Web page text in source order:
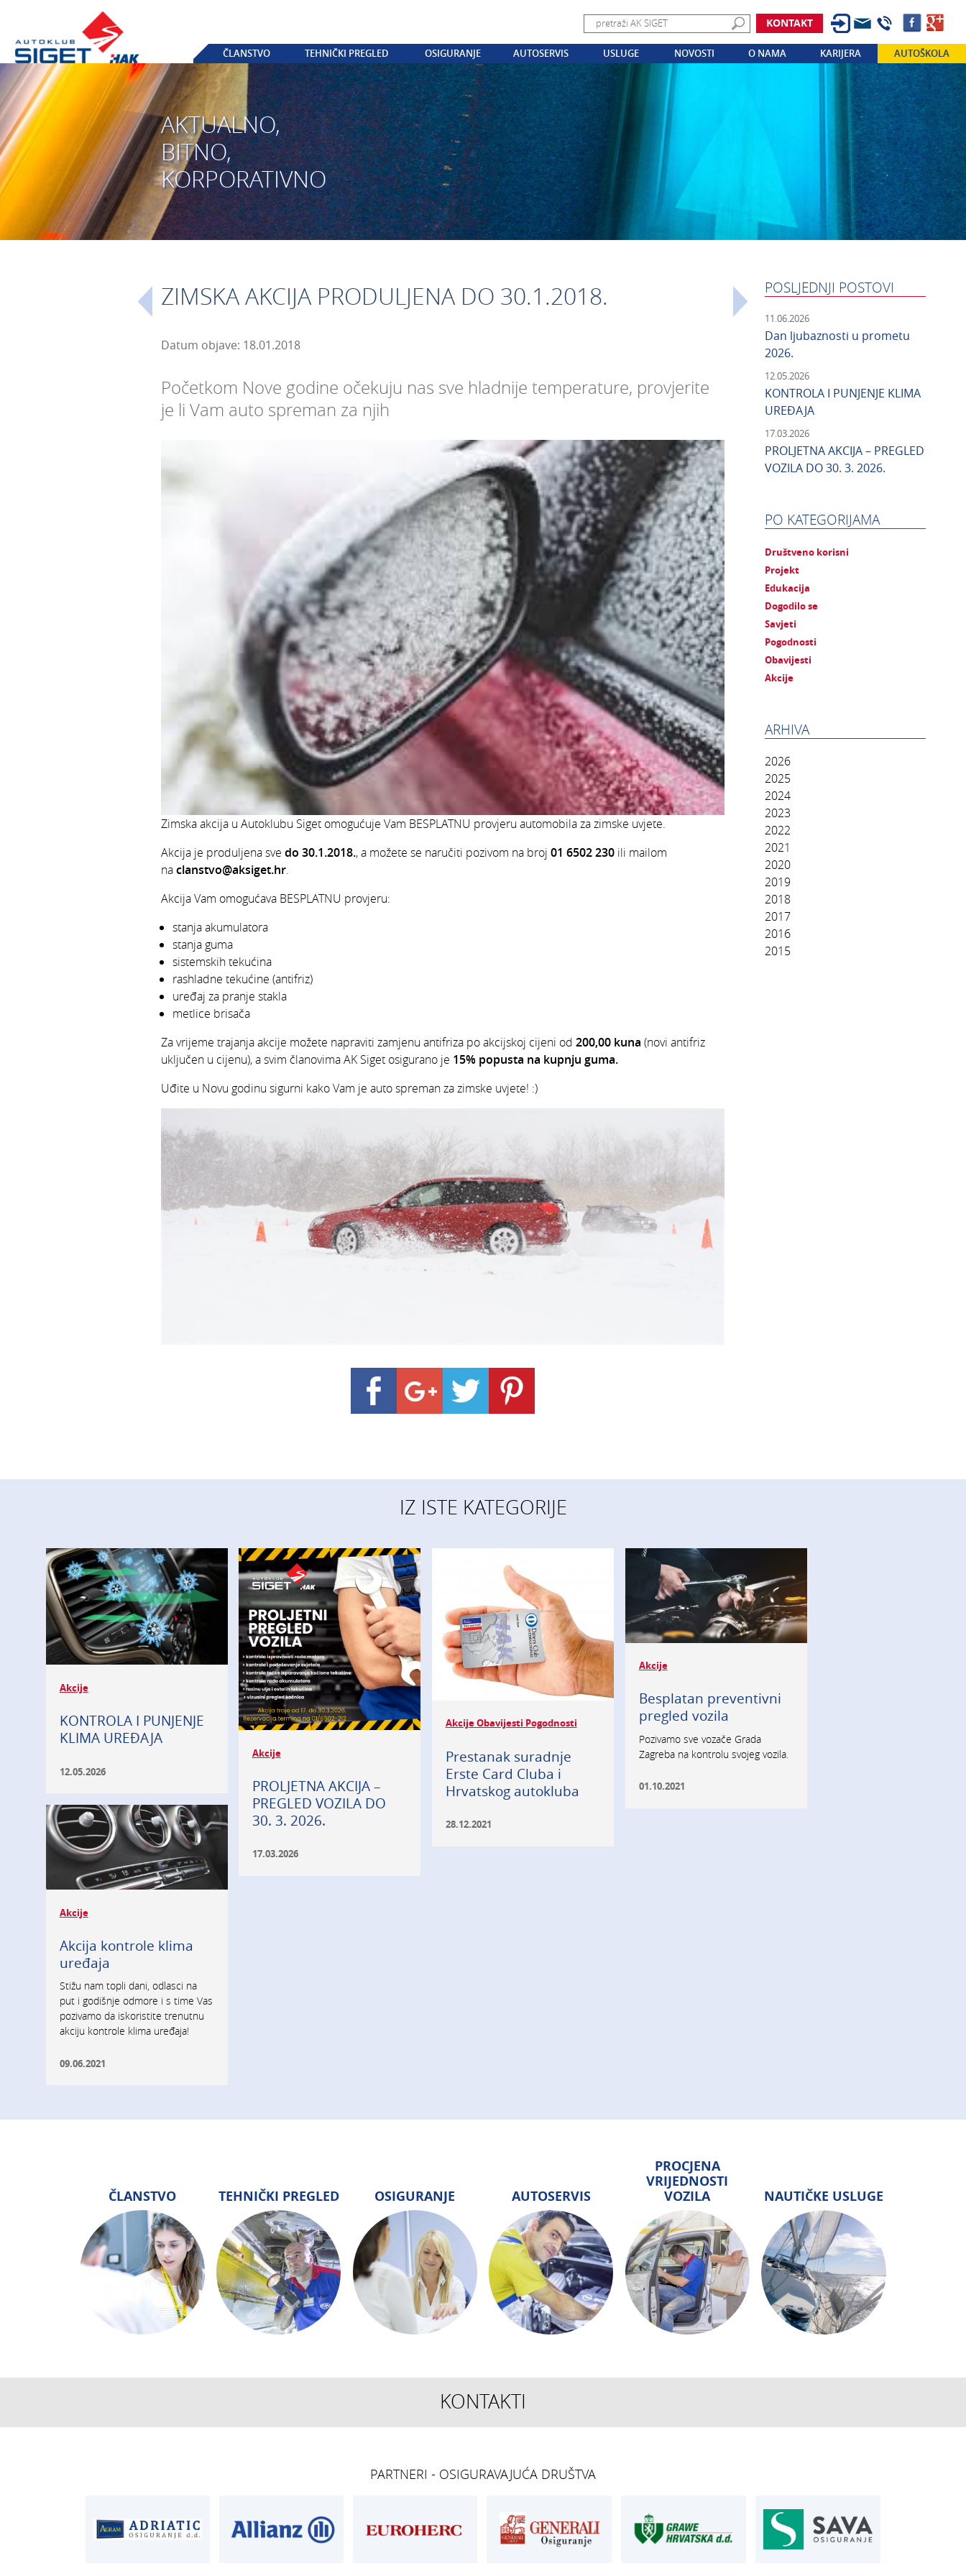
KONTAKT
ČLANSTVO TEHNIČKI PREGLED OSIGURANJE AUTOSERVIS USLUGE NOVOSTI O NAMA KARIJERA AUTOŠKOLA
AKTUALNO,
BITNO,
KORPORATIVNO
ZIMSKA AKCIJA PRODULJENA DO 30.1.2018.
Datum objave: 18.01.2018
Početkom Nove godine očekuju nas sve hladnije temperature, provjerite
je li Vam auto spreman za njih
Zimska akcija u Autoklubu Siget omogućuje Vam BESPLATNU provjeru automobila za zimske uvjete.
Akcija je produljena sve do 30.1.2018., a možete se naručiti pozivom na broj 01 6502 230 ili mailom
naclanstvo@aksiget.hr.
Akcija Vam omogućava BESPLATNU provjeru:
stanja akumulatora
stanja guma
sistemskih tekućina
rashladne tekućine (antifriz)
uređaj za pranje stakla
metlice brisača
Za vrijeme trajanja akcije možete napraviti zamjenu antifriza po akcijskoj cijeni od 200,00 kuna (novi antifriz
uključen u cijenu), a svim članovima AK Siget osigurano je 15% popusta na kupnju guma.
Uđite u Novu godinu sigurni kako Vam je auto spreman za zimske uvjete! :)
POSLJEDNJI POSTOVI
11.06.2026
Dan ljubaznosti u prometu
2026.
12.05.2026
KONTROLA I PUNJENJE KLIMA
UREĐAJA
17.03.2026
PROLJETNA AKCIJA – PREGLED
VOZILA DO 30. 3. 2026.
PO KATEGORIJAMA
Društveno korisni
Projekt
Edukacija
Dogodilo se
Savjeti
Pogodnosti
Obavijesti
Akcije
ARHIVA
2026
2025
2024
2023
2022
2021
2020
2019
2018
2017
2016
2015
IZ ISTE KATEGORIJE
Akcije
KONTROLA I PUNJENJE
KLIMA UREĐAJA
12.05.2026
Akcije
PROLJETNA AKCIJA –
PREGLED VOZILA DO
30. 3. 2026.
17.03.2026
Akcije Obavijesti Pogodnosti
Prestanak suradnje
Erste Card Cluba i
Hrvatskog autokluba
28.12.2021
Akcije
Besplatan preventivni
pregled vozila
Pozivamo sve vozače Grada
Zagreba na kontrolu svojeg vozila.
01.10.2021
Akcije
Akcija kontrole klima
uređaja
Stižu nam topli dani, odlasci na
put i godišnje odmore i s time Vas
pozivamo da iskoristite trenutnu
akciju kontrole klima uređaja!
09.06.2021
ČLANSTVO TEHNIČKI PREGLED OSIGURANJE AUTOSERVIS
PROCJENA
VRIJEDNOSTI
VOZILA
NAUTIČKE USLUGE
KONTAKTI
T:01 6502 277
01 6502 265
E:registracija@aksiget.hr
E:homologacija@aksiget.hr
T:01 6502 292
PARTNERI - OSIGURAVAJUĆA DRUŠTVA